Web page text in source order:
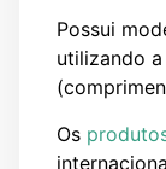
Possui
utilizando
Os